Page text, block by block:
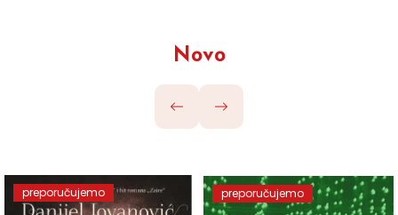
Novo
preporučujemo preporučujemo